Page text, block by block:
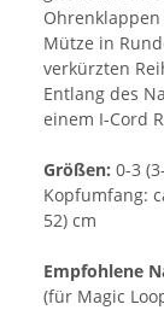
Mütze in
verkürzten
Entlang des
einem I-Cord
Größen: 0-3
Kopfumfang:
52) cm
Empfohlene
(für Magic